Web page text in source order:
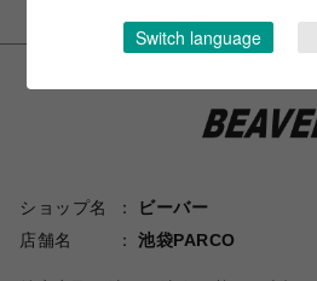
ショップ名
ビーバー
店舗名
池袋PARCO
Switch language